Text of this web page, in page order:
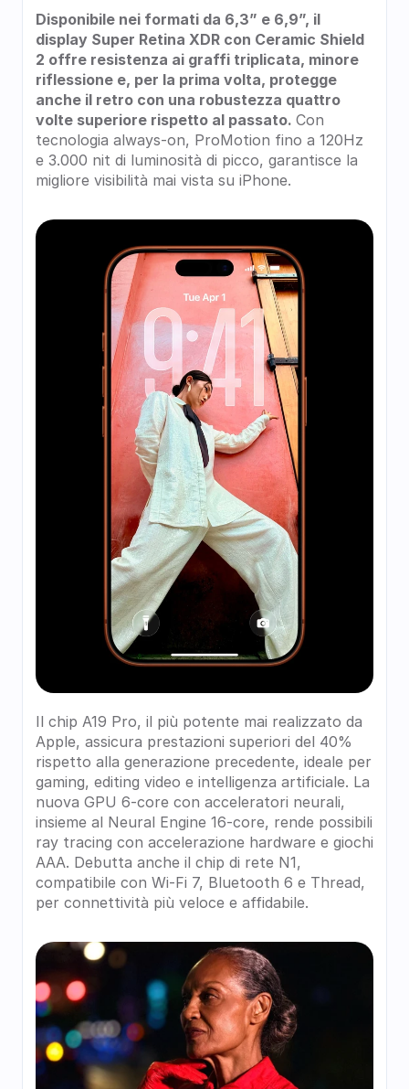
Disponibile nei formati da 6,3” e 6,9”, il
display Super Retina XDR con Ceramic Shield
2 offre resistenza ai graffi triplicata, minore
riflessione e, per la prima volta, protegge
anche il retro con una robustezza quattro
volte superiore rispetto al passato. Con
tecnologia always-on, ProMotion fino a 120Hz
e 3.000 nit di luminosità di picco, garantisce la
migliore visibilità mai vista su iPhone.
Il chip A19 Pro, il più potente mai realizzato da
Apple, assicura prestazioni superiori del 40%
rispetto alla generazione precedente, ideale per
gaming, editing video e intelligenza artificiale. La
nuova GPU 6-core con acceleratori neurali,
insieme al Neural Engine 16-core, rende possibili
ray tracing con accelerazione hardware e giochi
AAA. Debutta anche il chip di rete N1,
compatibile con Wi-Fi 7, Bluetooth 6 e Thread,
per connettività più veloce e affidabile.